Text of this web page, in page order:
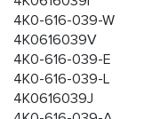
4K0-616-039-W
4K0616039V
4K0-616-039-E
4K0-616-039-L
4K0616039J